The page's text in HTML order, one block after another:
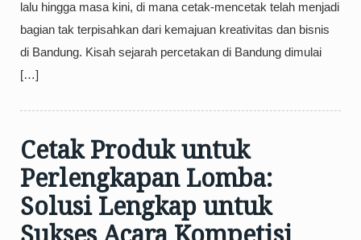
lalu hingga masa kini, di mana cetak-mencetak telah menjadi
bagian tak terpisahkan dari kemajuan kreativitas dan bisnis
di Bandung. Kisah sejarah percetakan di Bandung dimulai
[…]
Cetak Produk untuk
Perlengkapan Lomba:
Solusi Lengkap untuk